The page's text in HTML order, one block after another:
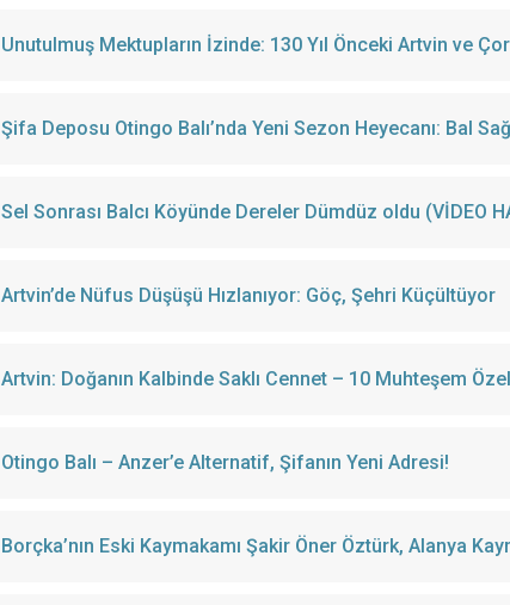
Unutulmuş Mektupların İzinde: 130 Yıl Önceki Artvin ve
Şifa Deposu Otingo Balı’nda Yeni Sezon Heyecanı: Bal
Sel Sonrası Balcı Köyünde Dereler Dümdüz oldu (VİDEO
Artvin’de Nüfus Düşüşü Hızlanıyor: Göç, Şehri Küçültüyor
Artvin: Doğanın Kalbinde Saklı Cennet – 10 Muhteşem
Otingo Balı – Anzer’e Alternatif, Şifanın Yeni Adresi!
Borçka’nın Eski Kaymakamı Şakir Öner Öztürk, Alanya